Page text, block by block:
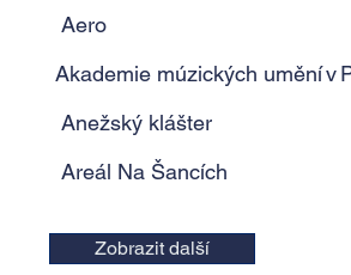
Aero
Akademie múzických umění v
Anežský klášter
Areál Na Šancích
Zobrazit další